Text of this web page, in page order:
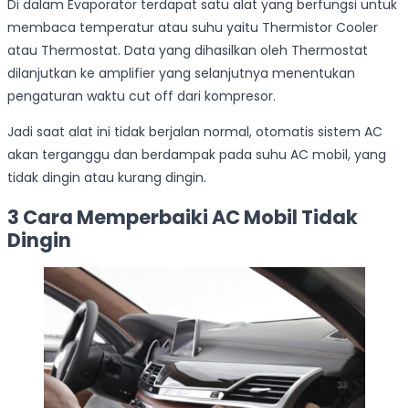
Di dalam Evaporator terdapat satu alat yang berfungsi untuk
membaca temperatur atau suhu yaitu Thermistor Cooler
atau Thermostat. Data yang dihasilkan oleh Thermostat
dilanjutkan ke amplifier yang selanjutnya menentukan
pengaturan waktu cut off dari kompresor.
Jadi saat alat ini tidak berjalan normal, otomatis sistem AC
akan terganggu dan berdampak pada suhu AC mobil, yang
tidak dingin atau kurang dingin.
3 Cara Memperbaiki AC Mobil Tidak
Dingin